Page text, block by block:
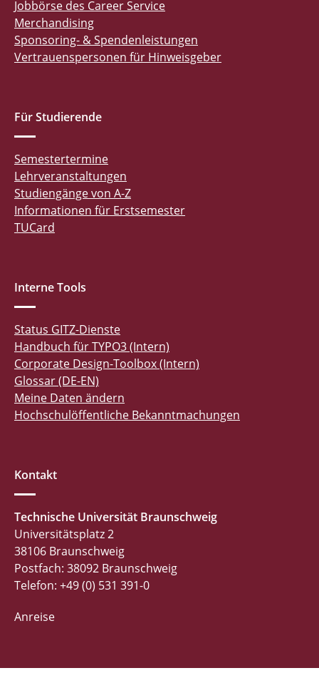
Jobbörse des Career Service
Merchandising
Sponsoring- & Spendenleistungen
Vertrauenspersonen für Hinweisgeber
Für Studierende
Semestertermine
Lehrveranstaltungen
Studiengänge von A-Z
Informationen für Erstsemester
TUCard
Interne Tools
Status GITZ-Dienste
Handbuch für TYPO3 (Intern)
Corporate Design-Toolbox (Intern)
Glossar (DE-EN)
Meine Daten ändern
Hochschulöffentliche Bekanntmachungen
Kontakt
Technische Universität Braunschweig
Universitätsplatz 2
38106 Braunschweig
Postfach: 38092 Braunschweig
Telefon: +49 (0) 531 391-0
Anreise